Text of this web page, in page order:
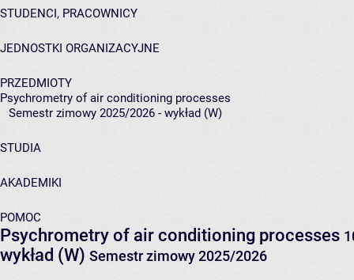
STUDENCI, PRACOWNICY
JEDNOSTKI ORGANIZACYJNE
PRZEDMIOTY
Psychrometry of air conditioning processes
Semestr zimowy 2025/2026 - wykład (W)
STUDIA
AKADEMIKI
POMOC
Psychrometry of air conditioning processes
wykład (W) Semestr zimowy 2025/2026